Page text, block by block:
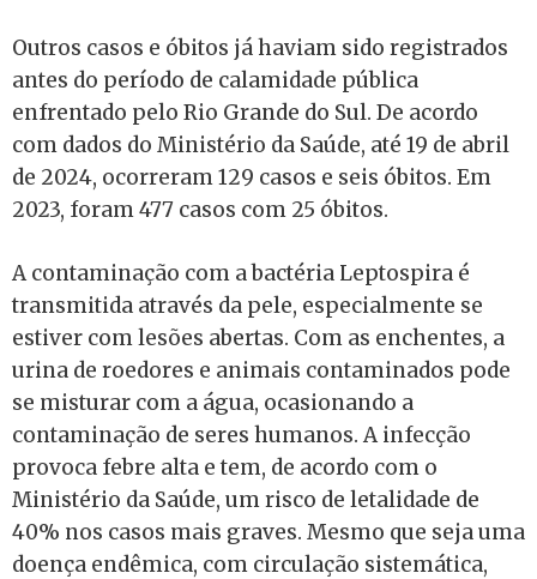
Outros casos e óbitos já haviam sido registrados
antes do período de calamidade pública
enfrentado pelo Rio Grande do Sul. De acordo
com dados do Ministério da Saúde, até 19 de abril
de 2024, ocorreram 129 casos e seis óbitos. Em
2023, foram 477 casos com 25 óbitos.
A contaminação com a bactéria Leptospira é
transmitida através da pele, especialmente se
estiver com lesões abertas. Com as enchentes, a
urina de roedores e animais contaminados pode
se misturar com a água, ocasionando a
contaminação de seres humanos. A infecção
provoca febre alta e tem, de acordo com o
Ministério da Saúde, um risco de letalidade de
40% nos casos mais graves. Mesmo que seja uma
doença endêmica, com circulação sistemática,